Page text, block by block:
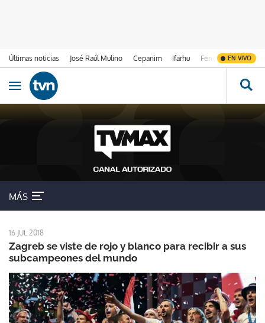
Últimas noticias José Raúl Mulino Cepanim Ifarhu Fenómeno de El
EN VIVO
Ir al contenido
Obrir navegació
Croacia
MÁS
16 JUL 2018
Zagreb se viste de rojo y blanco para recibir a sus
subcampeones del mundo